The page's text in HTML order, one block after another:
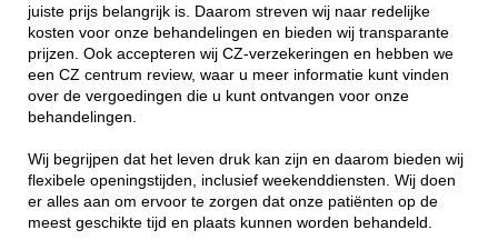
juiste prijs belangrijk is. Daarom streven wij naar redelijke
kosten voor onze behandelingen en bieden wij transparante
prijzen. Ook accepteren wij CZ-verzekeringen en hebben we
een CZ centrum review, waar u meer informatie kunt vinden
over de vergoedingen die u kunt ontvangen voor onze
behandelingen.
Wij begrijpen dat het leven druk kan zijn en daarom bieden wij
flexibele openingstijden, inclusief weekenddiensten. Wij doen
er alles aan om ervoor te zorgen dat onze patiënten op de
meest geschikte tijd en plaats kunnen worden behandeld.